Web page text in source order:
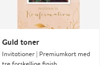
Guld toner
Invitationer | Premiumkort med